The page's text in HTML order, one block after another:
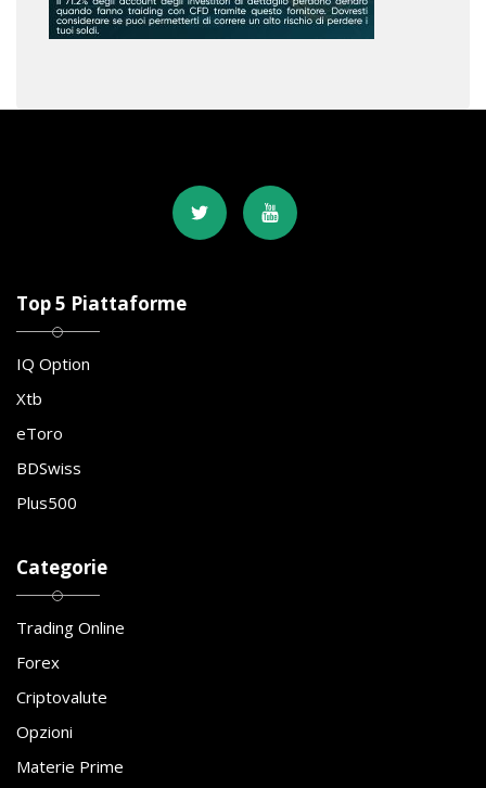
Top 5 Piattaforme
IQ Option
Xtb
eToro
BDSwiss
Plus500
Categorie
Trading Online
Forex
Criptovalute
Opzioni
Materie Prime